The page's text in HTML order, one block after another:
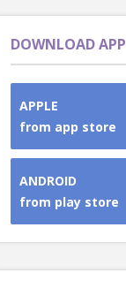
DOWNLOAD APP
APPLE
from app store
ANDROID
from play store